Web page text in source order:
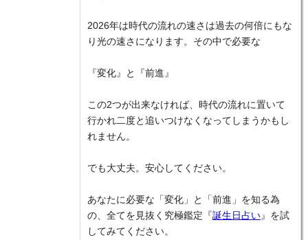
2026年は時代の流れの速さは過去の何倍にもな
り光の速さになります。その中で必要な
『変化』と『前進』
この2つが出来なければ、時代の流れに置いて
行かれ二度と追いつけなくなってしまうかもし
れません。
でも大丈夫。安心してください。
あなたに必要な「変化」と「前進」を知る為
の、全てを見抜く究極鑑定『誕生日占い 』を試
してみてください。